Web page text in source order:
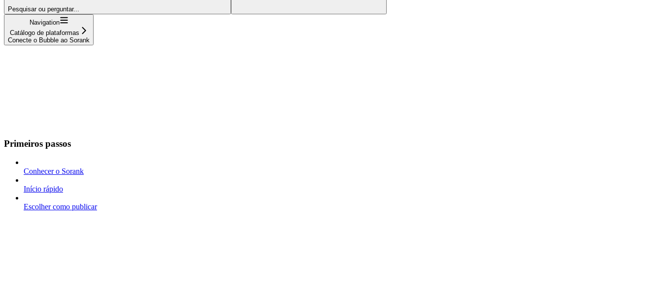
Pesquisar ou perguntar...
Navigation
Catálogo de plataformas
Conecte o Bubble ao Sorank
Primeiros passos
Conhecer o Sorank
Início rápido
Escolher como publicar